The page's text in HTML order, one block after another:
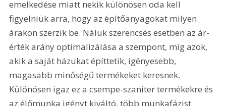
emelkedése miatt nekik különösen oda kell
figyelniük arra, hogy az építőanyagokat milyen
árakon szerzik be. Náluk szerencsés esetben az ár-
érték arány optimalizálása a szempont, míg azok,
akik a saját házukat építtetik, igényesebb,
magasabb minőségű termékeket keresnek.
Különösen igaz ez a csempe-szaniter termékekre és
az élőmunka igényt kiváltó, több munkafázist